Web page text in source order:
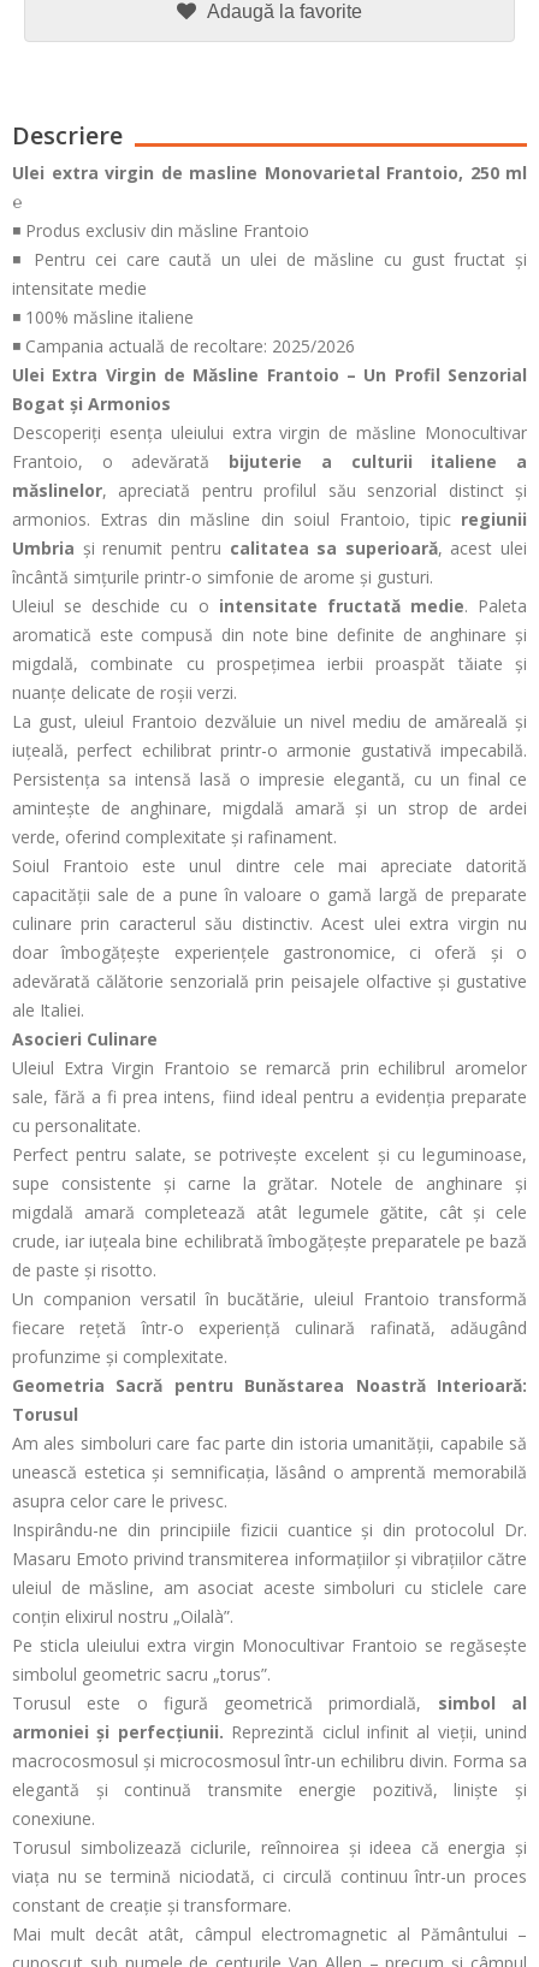
Adaugă la favorite
Descriere
Ulei extra virgin de masline Monovarietal Frantoio, 250 ml
℮
◾ Produs exclusiv din măsline Frantoio
◾ Pentru cei care caută un ulei de măsline cu gust fructat și
intensitate medie
◾ 100% măsline italiene
◾ Campania actuală de recoltare: 2025/2026
Ulei Extra Virgin de Măsline Frantoio – Un Profil Senzorial
Bogat și Armonios
Descoperiți esența uleiului extra virgin de măsline Monocultivar
Frantoio, o adevărată bijuterie a culturii italiene a
măslinelor, apreciată pentru profilul său senzorial distinct și
armonios. Extras din măsline din soiul Frantoio, tipic regiunii
Umbria și renumit pentru calitatea sa superioară, acest ulei
încântă simțurile printr-o simfonie de arome și gusturi.
Uleiul se deschide cu o intensitate fructată medie. Paleta
aromatică este compusă din note bine definite de anghinare și
migdală, combinate cu prospețimea ierbii proaspăt tăiate și
nuanțe delicate de roșii verzi.
La gust, uleiul Frantoio dezvăluie un nivel mediu de amăreală și
iuțeală, perfect echilibrat printr-o armonie gustativă impecabilă.
Persistența sa intensă lasă o impresie elegantă, cu un final ce
amintește de anghinare, migdală amară și un strop de ardei
verde, oferind complexitate și rafinament.
Soiul Frantoio este unul dintre cele mai apreciate datorită
capacității sale de a pune în valoare o gamă largă de preparate
culinare prin caracterul său distinctiv. Acest ulei extra virgin nu
doar îmbogățește experiențele gastronomice, ci oferă și o
adevărată călătorie senzorială prin peisajele olfactive și gustative
ale Italiei.
Asocieri Culinare
Uleiul Extra Virgin Frantoio se remarcă prin echilibrul aromelor
sale, fără a fi prea intens, fiind ideal pentru a evidenția preparate
cu personalitate.
Perfect pentru salate, se potrivește excelent și cu leguminoase,
supe consistente și carne la grătar. Notele de anghinare și
migdală amară completează atât legumele gătite, cât și cele
crude, iar iuțeala bine echilibrată îmbogățește preparatele pe bază
de paste și risotto.
Un companion versatil în bucătărie, uleiul Frantoio transformă
fiecare rețetă într-o experiență culinară rafinată, adăugând
profunzime și complexitate.
Geometria Sacră pentru Bunăstarea Noastră Interioară:
Torusul
Am ales simboluri care fac parte din istoria umanității, capabile să
unească estetica și semnificația, lăsând o amprentă memorabilă
asupra celor care le privesc.
Inspirându-ne din principiile fizicii cuantice și din protocolul Dr.
Masaru Emoto privind transmiterea informațiilor și vibrațiilor către
uleiul de măsline, am asociat aceste simboluri cu sticlele care
conțin elixirul nostru „Oilalà”.
Pe sticla uleiului extra virgin Monocultivar Frantoio se regăsește
simbolul geometric sacru „torus”.
Torusul este o figură geometrică primordială, simbol al
armoniei și perfecțiunii. Reprezintă ciclul infinit al vieții, unind
macrocosmosul și microcosmosul într-un echilibru divin. Forma sa
elegantă și continuă transmite energie pozitivă, liniște și
conexiune.
Torusul simbolizează ciclurile, reînnoirea și ideea că energia și
viața nu se termină niciodată, ci circulă continuu într-un proces
constant de creație și transformare.
Mai mult decât atât, câmpul electromagnetic al Pământului –